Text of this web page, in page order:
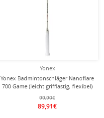
Yonex
Yonex Badmintonschläger Nanoflare
700 Game (leicht grifflastig, flexibel)
2026 beige - unbesaitet -
99,90€
89,91€